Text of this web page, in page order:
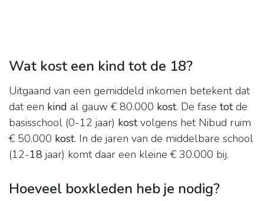
Wat kost een kind tot de 18?
Uitgaand van een gemiddeld inkomen betekent dat
dat een kind al gauw € 80.000 kost. De fase totde
basisschool (0-12 jaar) kostvolgens het Nibud ruim
€ 50.000 kost. In de jaren van de middelbare school
(12-18 jaar) komt daar een kleine € 30.000 bij.
Hoeveel boxkleden heb je nodig?